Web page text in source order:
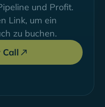
und Profit.
Link, um ein
zu buchen.
Call